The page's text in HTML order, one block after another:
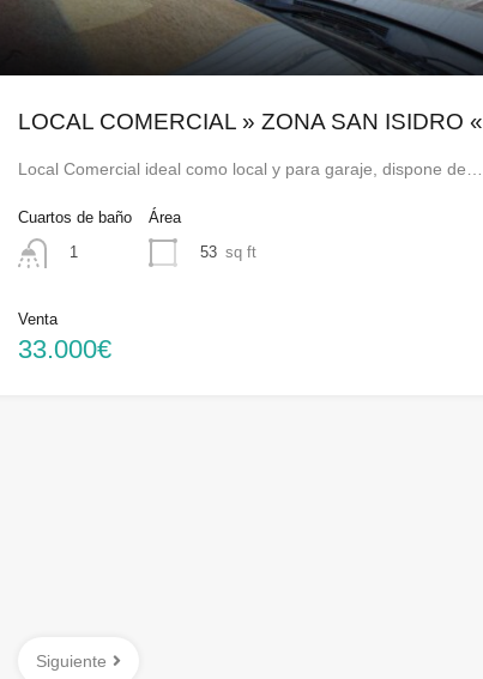
LOCAL COMERCIAL » ZONA SAN ISIDRO «
Local Comercial ideal como local y para garaje, dispone de…
Cuartos de baño
1
Área
53 sq ft
Venta
33.000€
Siguiente